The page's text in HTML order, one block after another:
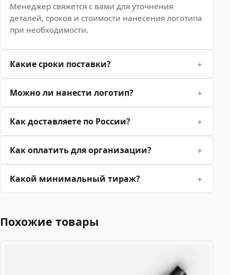
Менеджер свяжется с вами для уточнения
деталей, сроков и стоимости нанесения логотипа
при необходимости.
Какие сроки поставки?
Можно ли нанести логотип?
Как доставляете по России?
Как оплатить для организации?
Какой минимальный тираж?
Похожие товары